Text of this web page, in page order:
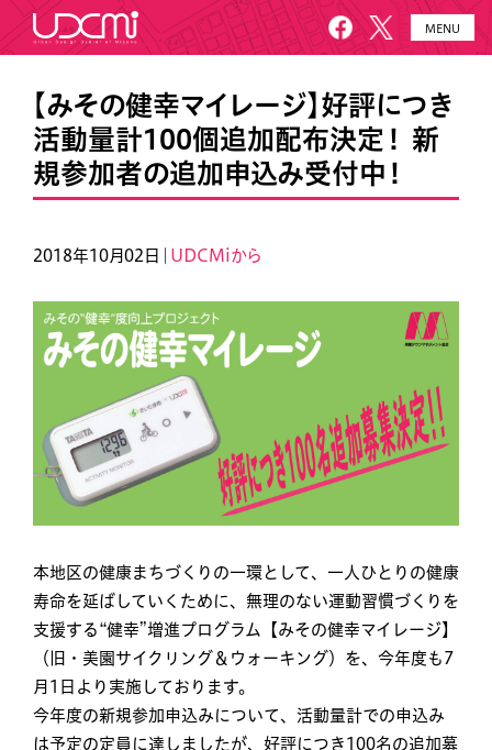
MENU
HOME UDCMiとは
施設概要 美園について
プロジェクト お知らせ
【みその健幸マイレージ】好評につき
活動量計100個追加配布決定！ 新
規参加者の追加申込み受付中！
2018年10月02日｜ UDCMiから
本地区の健康まちづくりの一環として、一人ひとりの健康
寿命を延ばしていくために、無理のない運動習慣づくりを
支援する“健幸”増進プログラム【みその健幸マイレージ】
（旧・美園サイクリング＆ウォーキング）を、今年度も7
月1日より実施しております。
今年度の新規参加申込みについて、活動量計での申込み
は予定の定員に達しましたが、好評につき100名の追加募